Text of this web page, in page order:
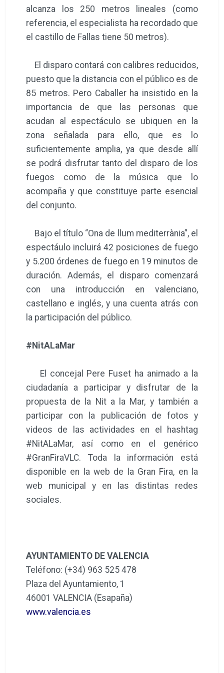
alcanza los 250 metros lineales (como
referencia, el especialista ha recordado que
el castillo de Fallas tiene 50 metros).
El disparo contará con calibres reducidos,
puesto que la distancia con el público es de
85 metros. Pero Caballer ha insistido en la
importancia de que las personas que
acudan al espectáculo se ubiquen en la
zona señalada para ello, que es lo
suficientemente amplia, ya que desde allí
se podrá disfrutar tanto del disparo de los
fuegos como de la música que lo
acompaña y que constituye parte esencial
del conjunto.
Bajo el título “Ona de llum mediterrània”, el
espectáulo incluirá 42 posiciones de fuego
y 5.200 órdenes de fuego en 19 minutos de
duración. Además, el disparo comenzará
con una introducción en valenciano,
castellano e inglés, y una cuenta atrás con
la participación del público.
#NitALaMar
El concejal Pere Fuset ha animado a la
ciudadanía a participar y disfrutar de la
propuesta de la Nit a la Mar, y también a
participar con la publicación de fotos y
videos de las actividades en el hashtag
#NitALaMar, así como en el genérico
#GranFiraVLC. Toda la información está
disponible en la web de la Gran Fira, en la
web municipal y en las distintas redes
sociales.
AYUNTAMIENTO DE VALENCIA
Teléfono: (+34) 963 525 478
Plaza del Ayuntamiento, 1
46001 VALENCIA (Esapaña)
www.valencia.es